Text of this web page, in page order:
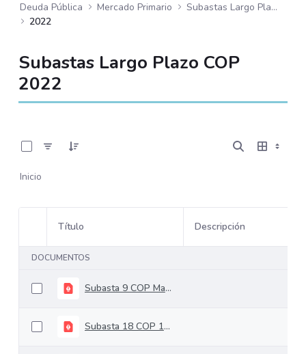
Deuda Pública Mercado Primario
Subastas Largo Plazo - COP
2022
Subastas Largo Plazo COP
2022
Inicio
Selección del elemento
Título Descripción
DOCUMENTOS
Subasta 9 COP Mayo 25 de 2022
Subasta 18 COP 12-10-2022